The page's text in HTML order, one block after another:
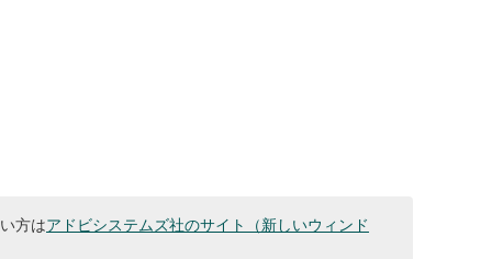
方はアドビシステムズ社のサイト（新しいウィンド